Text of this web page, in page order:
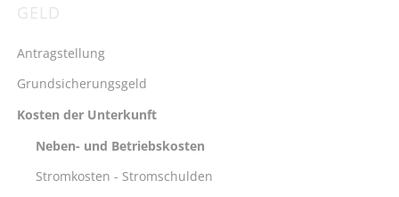
Navigation
GELD
Antragstellung
Grundsicherungsgeld
Kosten der Unterkunft
Neben- und Betriebskosten
Stromkosten - Stromschulden